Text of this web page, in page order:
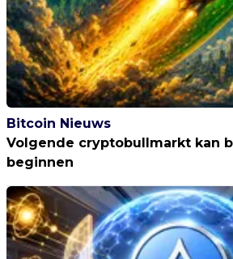
Bitcoin Nieuws
Volgende cryptobullmarkt kan
beginnen